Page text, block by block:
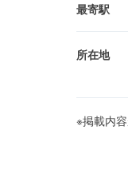
最寄駅
所在地
※掲載内